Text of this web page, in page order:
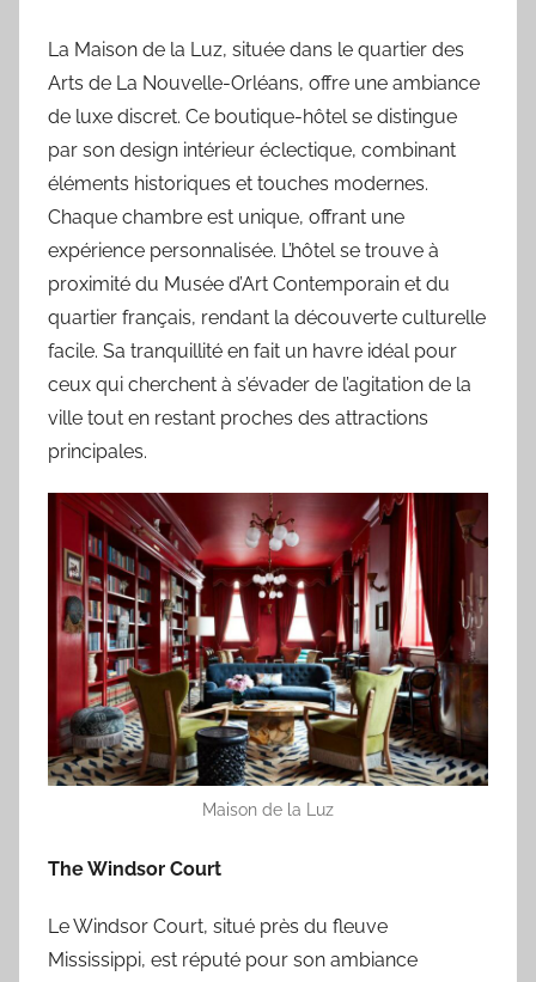
La Maison de la Luz, située dans le quartier des
Arts de La Nouvelle-Orléans, offre une ambiance
de luxe discret. Ce boutique-hôtel se distingue
par son design intérieur éclectique, combinant
éléments historiques et touches modernes.
Chaque chambre est unique, offrant une
expérience personnalisée. L’hôtel se trouve à
proximité du Musée d’Art Contemporain et du
quartier français, rendant la découverte culturelle
facile. Sa tranquillité en fait un havre idéal pour
ceux qui cherchent à s’évader de l’agitation de la
ville tout en restant proches des attractions
principales.
Maison de la Luz
The Windsor Court
Le Windsor Court, situé près du fleuve
Mississippi, est réputé pour son ambiance